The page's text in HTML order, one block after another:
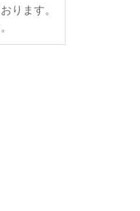
ります。